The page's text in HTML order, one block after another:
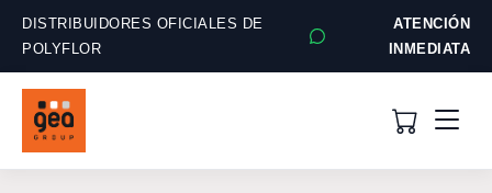
directamente
al contenido
DISTRIBUIDORES OFICIALES DE
POLYFLOR
ATENCIÓN
INMEDIATA